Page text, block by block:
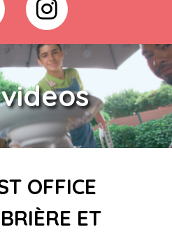
OFFICE
ET